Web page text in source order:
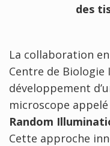
des
La collaboration
Centre de
développement
microscope appelé
Random
Cette approche